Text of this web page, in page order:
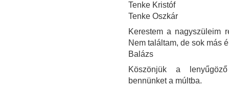
Tenke Kristóf
Tenke Oszkár
Kerestem a nagyszüleim
Nem találtam, de sok más
Balázs
Köszönjük a
bennünket a múltba.